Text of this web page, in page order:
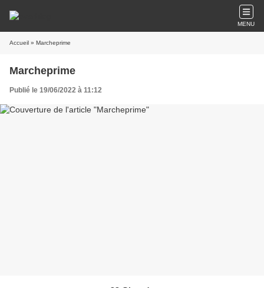
MENU
Accueil » Marcheprime
Marcheprime
Publié le 19/06/2022 à 11:12